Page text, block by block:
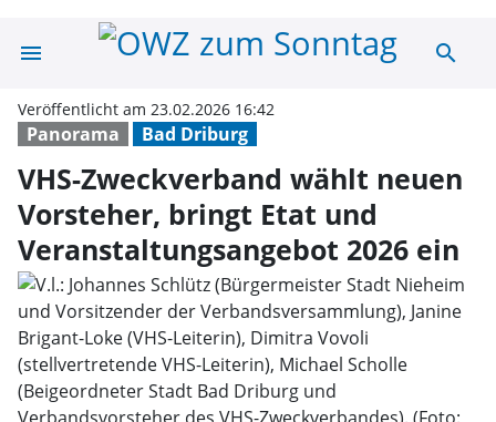
menu VHS- search
Panorama Bad Driburg
Veröffentlicht am 23.02.2026 16:42
VHS-Zweckverband wählt neuen
Vorsteher, bringt Etat und
Veranstaltungsangebot 2026 ein